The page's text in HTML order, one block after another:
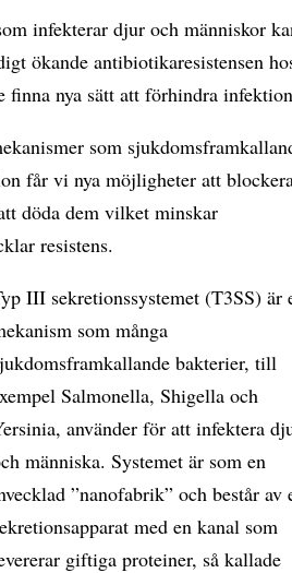
infekterar djur och människor
ökande antibiotikaresistensen
finna nya sätt att förhindra
som
får vi nya möjligheter att
döda dem vilket minskar
resistens.
III sekretionssystemet (T3SS) är
som många
bakterier, till
Salmonella, Shigella och
använder för att infektera
människa. Systemet är som en
”nanofabrik” och består av
med en kanal som
giftiga proteiner, så kallade